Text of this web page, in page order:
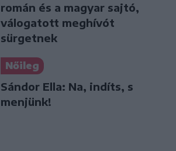
román és a magyar sajtó,
válogatott meghívót
sürgetnek
Nőileg
Sándor Ella: Na, indíts, s
menjünk!